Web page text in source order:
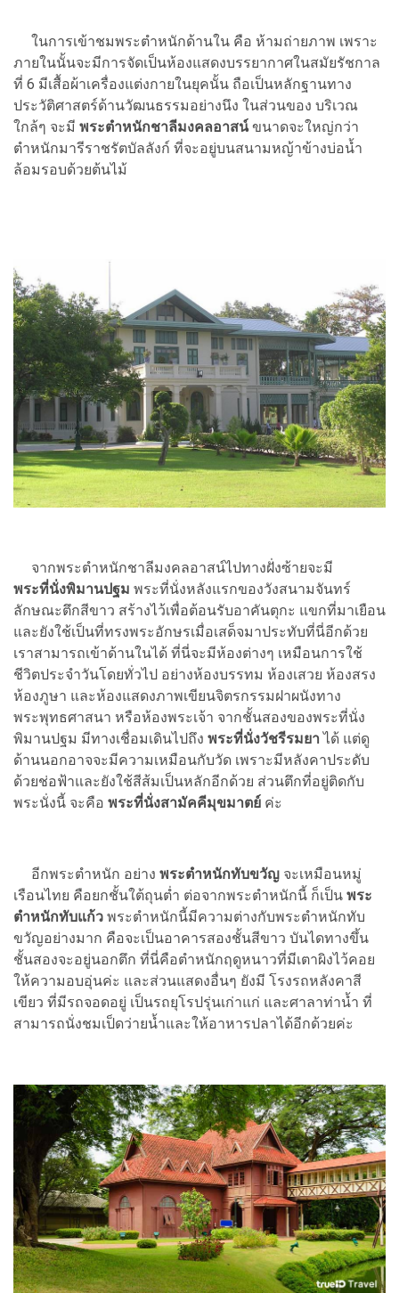
ในการเข้าชมพระตำหนักด้านใน คือ ห้ามถ่ายภาพ เพราะ
ภายในนั้นจะมีการจัดเป็นห้องแสดงบรรยากาศในสมัยรัชกาล
ที่ 6 มีเสื้อผ้าเครื่องแต่งกายในยุคนั้น ถือเป็นหลักฐานทาง
ประวัติศาสตร์ด้านวัฒนธรรมอย่างนึง ในส่วนของ บริเวณ
ใกล้ๆ จะมี พระตำหนักชาลีมงคลอาสน์ขนาดจะใหญ่กว่า
ตำหนักมารีราชรัตบัลลังก์ ที่จะอยู่บนสนามหญ้าข้างบ่อน้ำ
ล้อมรอบด้วยต้นไม้
จากพระตำหนักชาลีมงคลอาสน์ไปทางฝั่งซ้ายจะมี
พระที่นั่งพิมานปฐม พระที่นั่งหลังแรกของวังสนามจันทร์
ลักษณะตึกสีขาว สร้างไว้เพื่อต้อนรับอาคันตุกะ แขกที่มาเยือน
และยังใช้เป็นที่ทรงพระอักษรเมื่อเสด็จมาประทับที่นี่อีกด้วย
เราสามารถเข้าด้านในได้ ที่นี่จะมีห้องต่างๆ เหมือนการใช้
ชีวิตประจำวันโดยทั่วไป อย่างห้องบรรทม ห้องเสวย ห้องสรง
ห้องภูษา และห้องแสดงภาพเขียนจิตรกรรมฝาผนังทาง
พระพุทธศาสนา หรือห้องพระเจ้า จากชั้นสองของพระที่นั่ง
พิมานปฐม มีทางเชื่อมเดินไปถึง พระที่นั่งวัชรีรมยาได้ แต่ดู
ด้านนอกอาจจะมีความเหมือนกับวัด เพราะมีหลังคาประดับ
ด้วยช่อฟ้าและยังใช้สีส้มเป็นหลักอีกด้วย ส่วนตึกที่อยู่ติดกับ
พระนั่งนี้ จะคือ พระที่นั่งสามัคคีมุขมาตย์ ค่ะ
อีกพระตำหนัก อย่าง พระตำหนักทับขวัญ จะเหมือนหมู่
เรือนไทย คือยกชั้นใต้ถุนต่ำ ต่อจากพระตำหนักนี้ ก็เป็น พระ
ตำหนักทับแก้ว พระตำหนักนี้มีความต่างกับพระตำหนักทับ
ขวัญอย่างมาก คือจะเป็นอาคารสองชั้นสีขาว บันไดทางขึ้น
ชั้นสองจะอยู่นอกตึก ที่นี่คือตำหนักฤดูหนาวที่มีเตาผิงไว้คอย
ให้ความอบอุ่นค่ะ และส่วนแสดงอื่นๆ ยังมี โรงรถหลังคาสี
เขียว ที่มีรถจอดอยู่ เป็นรถยุโรปรุ่นเก่าแก่ และศาลาท่าน้ำ ที่
สามารถนั่งชมเป็ดว่ายน้ำและให้อาหารปลาได้อีกด้วยค่ะ